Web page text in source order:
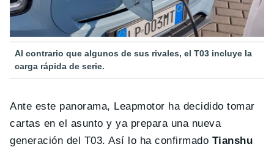
Al contrario que algunos de sus rivales, el T03 incluye la
carga rápida de serie.
Ante este panorama, Leapmotor ha decidido tomar
cartas en el asunto y ya prepara una nueva
generación del T03. Así lo ha confirmado Tianshu